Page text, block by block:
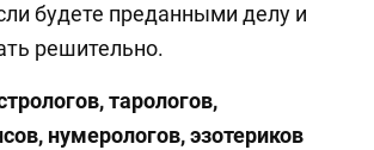
будете преданными делу и
решительно.
тарологов,
нумерологов, эзотериков